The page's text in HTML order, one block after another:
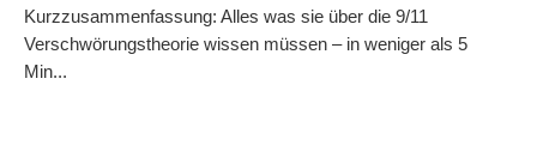
Kurzzusammenfassung: Alles was sie über die 9/11
Verschwörungstheorie wissen müssen – in weniger als 5
Min...